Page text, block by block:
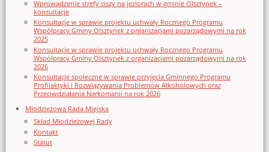
Wprowadzenie strefy ciszy na jeziorach w gminie Olsztynek –
konsultacje
Konsultacje w sprawie projektu uchwały Rocznego Programu
Współpracy Gminy Olsztynek z organizacjami pozarządowymi na rok
2025
Konsultacje w sprawie projektu uchwały Rocznego Programu
Współpracy Gminy Olsztynek z organizacjami pozarządowymi na rok
2026
Konsultacje społeczne w sprawie przyjęcia Gminnego Programu
Profilaktyki i Rozwiązywania Problemów Alkoholowych oraz
Przeciwdziałania Narkomanii na rok 2026
Młodzieżowa Rada Miejska
Skład Młodzieżowej Rady
Kontakt
Statut